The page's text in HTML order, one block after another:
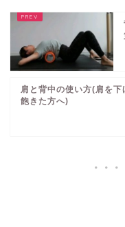
肩と背中の使い方(肩を下
飽きた方へ)